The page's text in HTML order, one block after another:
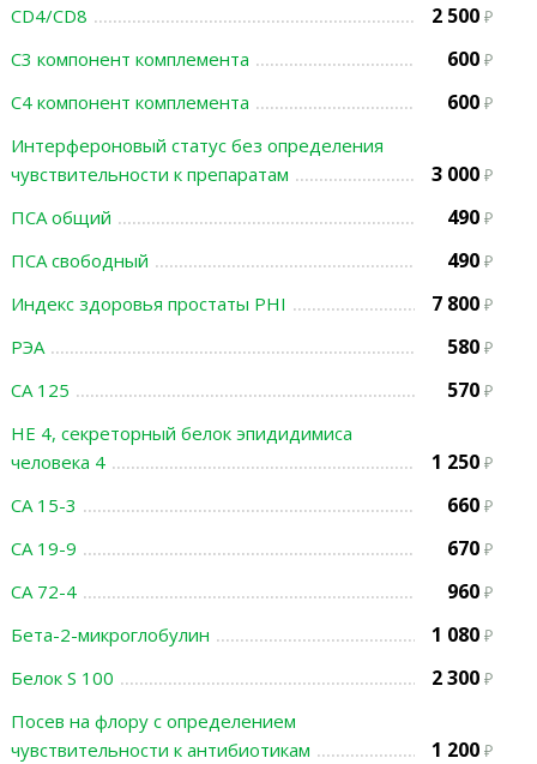
CD4/CD8
2 500
С3 компонент комплемента 600
С4 компонент комплемента 600
Интерфероновый статус без определения
чувствительности к препаратам
3 000
ПСА общий 490
ПСА свободный 490
Индекс здоровья простаты PHI 7 800
РЭА 580
СА 125 570
НЕ 4, секреторный белок эпидидимиса
человека 4
1 250
СА 15-3 660
СА 19-9 670
СА 72-4 960
Бета-2-микроглобулин 1 080
Белок S 100 2 300
Посев на флору с определением
чувствительности к антибиотикам
1 200